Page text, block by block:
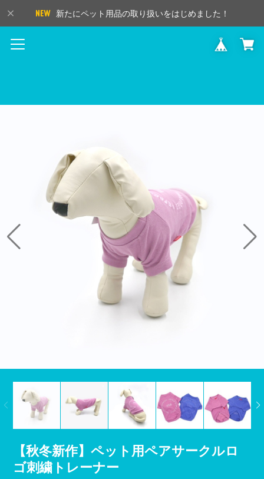
新たにペット用品の取り扱いをはじめました！
【秋冬新作】ペット用ペアサークルロ
ゴ刺繍トレーナー